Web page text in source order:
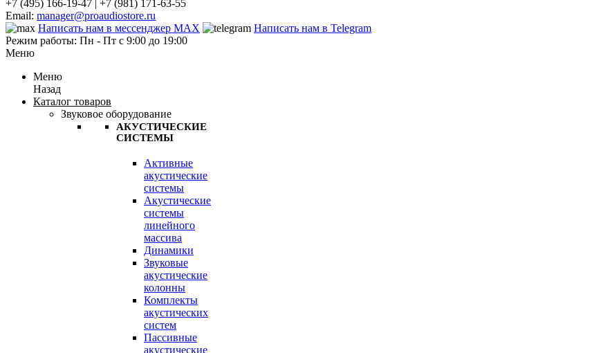
+7 (495) 166-19-47 | +7 (981) 171-63-55
Email: manager@proaudiostore.ru
Написать нам в мессенджер MAX
Написать нам в Telegram
Режим работы: Пн - Пт с 9:00 до 19:00
Меню
Меню
Назад
Каталог товаров
Звуковое оборудование
АКУСТИЧЕСКИЕ
СИСТЕМЫ
Активные
акустические
системы
Акустические
системы
линейного
массива
Динамики
Звуковые
акустические
колонны
Комплекты
акустических
систем
Пассивные
акустические